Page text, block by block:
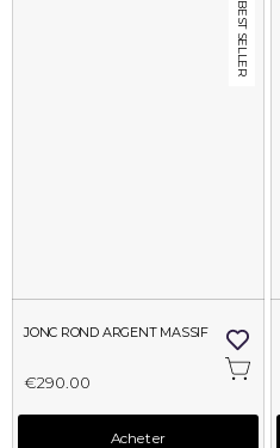
BEST SELLER
JONC ROND ARGENT MASSIF
€290.00
Acheter